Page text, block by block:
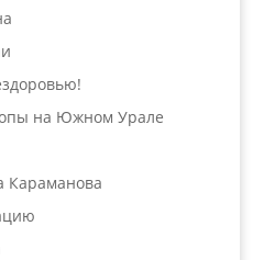
на Южном Урале
Караманова